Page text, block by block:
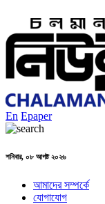
En Epaper
শনিবার, ০৮ আগষ্ট ২০২৬
আমাদের সম্পর্কে
যোগাযোগ